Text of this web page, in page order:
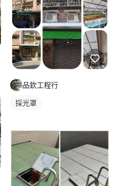
品欽工程行
採光罩